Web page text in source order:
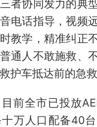
者协同发力的典
电话指导，视频
教学，精准纠正
通人不敢施救、
护车抵达前的急救
前全市已投放
万人口配备40